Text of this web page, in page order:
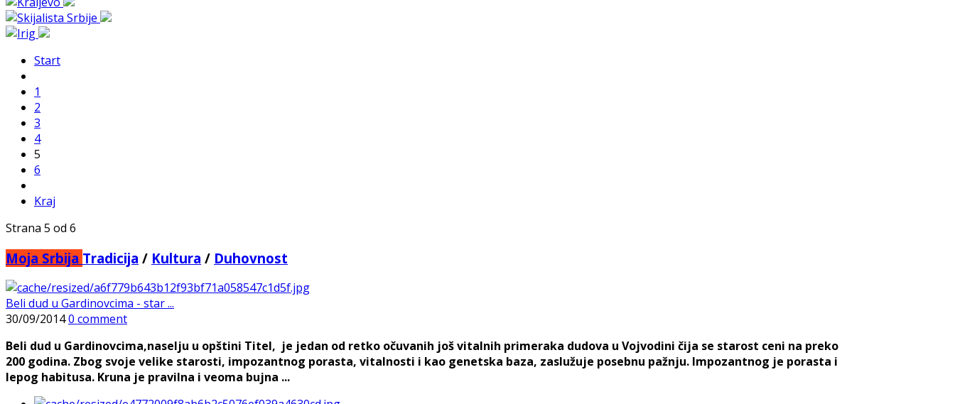
Start
1
2
3
4
5
6
Kraj
Strana 5 od 6
Moja Srbija Tradicija / Kultura / Duhovnost
Beli dud u Gardinovcima - star ...
30/09/20140 comment
Beli dud u Gardinovcima,naselju u opštini Titel, je jedan od retko očuvanih još vitalnih primeraka dudova u Vojvodini čija se starost ceni na preko
200 godina. Zbog svoje velike starosti, impozantnog porasta, vitalnosti i kao genetska baza, zaslužuje posebnu pažnju. Impozantnog je porasta i
lepog habitusa. Kruna je pravilna i veoma bujna ...